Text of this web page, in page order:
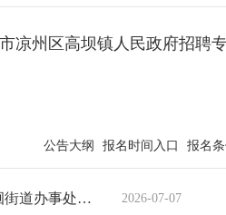
凉州区高坝镇人民政府招聘
公告大纲 报名时间入口 报名
2026四川广安市广安区浓洄街道办事处选用1名片区纪检监督员 2026-07-07